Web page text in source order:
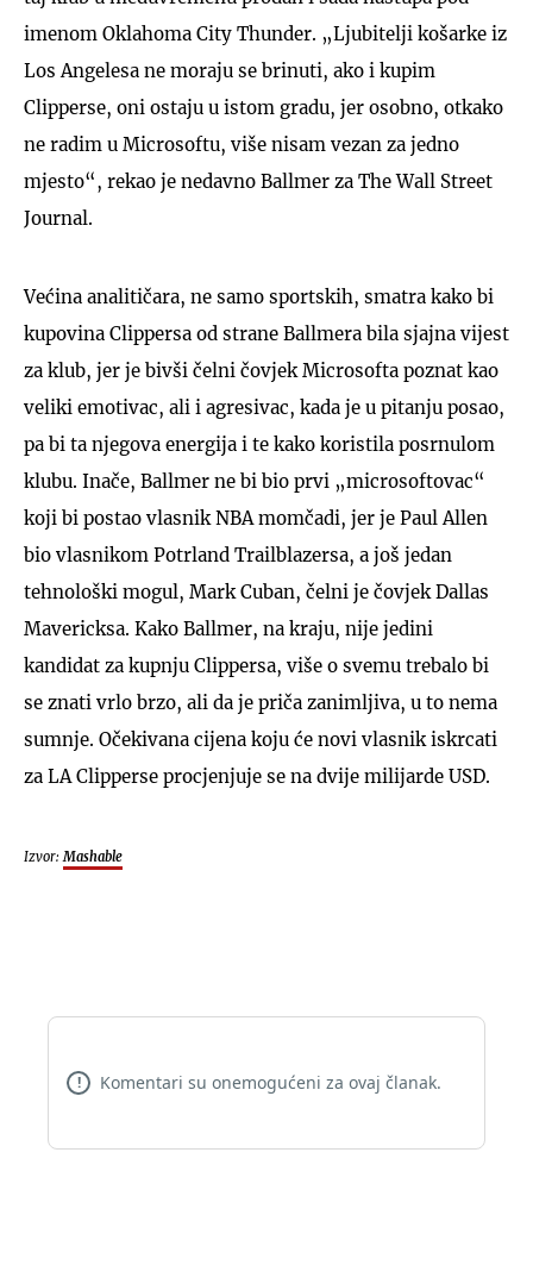
imenom Oklahoma City Thunder. „Ljubitelji košarke iz
Los Angelesa ne moraju se brinuti, ako i kupim
Clipperse, oni ostaju u istom gradu, jer osobno, otkako
ne radim u Microsoftu, više nisam vezan za jedno
mjesto“, rekao je nedavno Ballmer za The Wall Street
Journal.
Većina analitičara, ne samo sportskih, smatra kako bi
kupovina Clippersa od strane Ballmera bila sjajna vijest
za klub, jer je bivši čelni čovjek Microsofta poznat kao
veliki emotivac, ali i agresivac, kada je u pitanju posao,
pa bi ta njegova energija i te kako koristila posrnulom
klubu. Inače, Ballmer ne bi bio prvi „microsoftovac“
koji bi postao vlasnik NBA momčadi, jer je Paul Allen
bio vlasnikom Potrland Trailblazersa, a još jedan
tehnološki mogul, Mark Cuban, čelni je čovjek Dallas
Mavericksa. Kako Ballmer, na kraju, nije jedini
kandidat za kupnju Clippersa, više o svemu trebalo bi
se znati vrlo brzo, ali da je priča zanimljiva, u to nema
sumnje. Očekivana cijena koju će novi vlasnik iskrcati
za LA Clipperse procjenjuje se na dvije milijarde USD.
Izvor: Mashable
! Komentari su onemogućeni za ovaj članak.